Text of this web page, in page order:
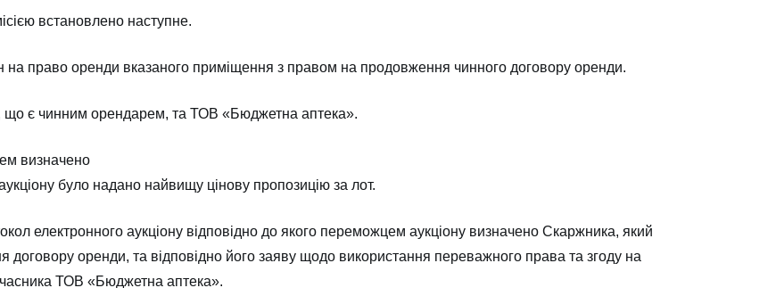
встановлено наступне.
на право оренди вказаного приміщення з правом на продовження чинного договору оренди.
що є чинним орендарем, та ТОВ «Бюджетна аптека».
визначено
було надано найвищу цінову пропозицію за лот.
електронного аукціону відповідно до якого переможцем аукціону визначено Скаржника, який
оренди, та відповідно його заяву щодо використання переважного права та згоду на
ТОВ «Бюджетна аптека».